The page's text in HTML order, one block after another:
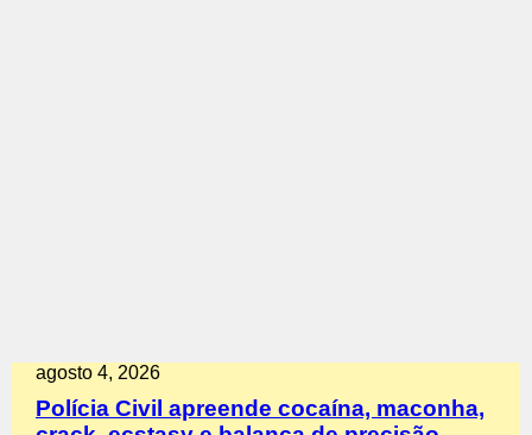
agosto 4, 2026
Polícia Civil apreende cocaína, maconha,